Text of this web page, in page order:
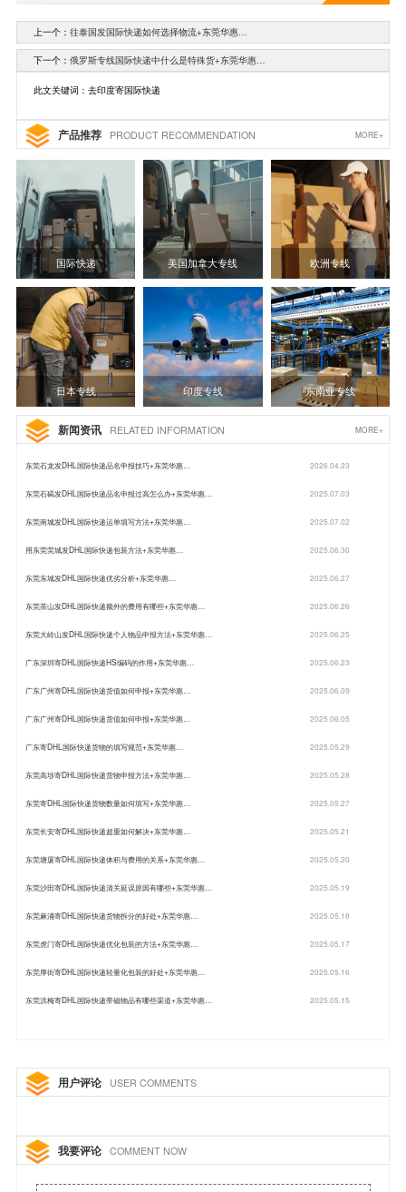
上一个： 往泰国发国际快递如何选择物流+东莞华惠…
下一个： 俄罗斯专线国际快递中什么是特殊货+东莞华惠…
此文关键词：去印度寄国际快递
产品推荐 PRODUCT RECOMMENDATION MORE+
国际快递 美国加拿大专线 欧洲专线
日本专线 印度专线 东南亚专线
新闻资讯 RELATED INFORMATION MORE+
东莞石龙发DHL国际快递品名申报技巧+东莞华惠… 2026.04.23
东莞石碣发DHL国际快递品名申报过高怎么办+东莞华惠… 2025.07.03
东莞南城发DHL国际快递运单填写方法+东莞华惠… 2025.07.02
用东莞莞城发DHL国际快递包装方法+东莞华惠… 2025.06.30
东莞东城发DHL国际快递优劣分析+东莞华惠… 2025.06.27
东莞茶山发DHL国际快递额外的费用有哪些+东莞华惠… 2025.06.26
东莞大岭山发DHL国际快递个人物品申报方法+东莞华惠… 2025.06.25
广东深圳寄DHL国际快递HS编码的作用+东莞华惠… 2025.06.23
广东广州寄DHL国际快递货值如何申报+东莞华惠… 2025.06.09
广东广州寄DHL国际快递货值如何申报+东莞华惠… 2025.06.05
广东寄DHL国际快递货物的填写规范+东莞华惠… 2025.05.29
东莞高埗寄DHL国际快递货物申报方法+东莞华惠… 2025.05.28
东莞寄DHL国际快递货物数量如何填写+东莞华惠… 2025.05.27
东莞长安寄DHL国际快递超重如何解决+东莞华惠… 2025.05.21
东莞塘厦寄DHL国际快递体积与费用的关系+东莞华惠… 2025.05.20
东莞沙田寄DHL国际快递清关延误原因有哪些+东莞华惠… 2025.05.19
东莞麻涌寄DHL国际快递货物拆分的好处+东莞华惠… 2025.05.18
东莞虎门寄DHL国际快递优化包装的方法+东莞华惠… 2025.05.17
东莞厚街寄DHL国际快递轻量化包装的好处+东莞华惠… 2025.05.16
东莞洪梅寄DHL国际快递带磁物品有哪些渠道+东莞华惠… 2025.05.15
用户评论 USER COMMENTS
我要评论 COMMENT NOW